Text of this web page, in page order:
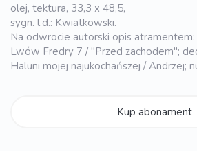
olej, tektura, 33,3 x 48,5,
sygn. l.d.: Kwiatkowski.
Na odwrocie autorski opis
Lwów Fredry 7 / "Przed zachodem";
Haluni mojej najukochańszej / Andrzej;
Kup abonament